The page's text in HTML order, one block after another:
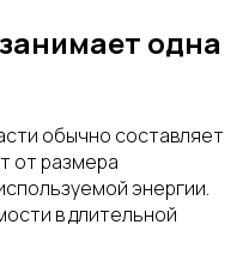
одна
обычно составляет
от размера
энергии.
в длительной